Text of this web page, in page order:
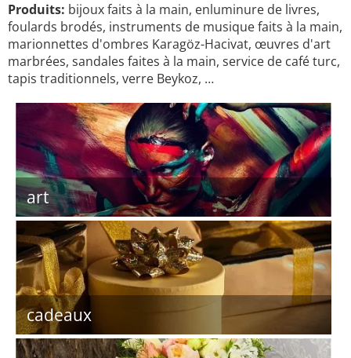
Produits: bijoux faits à la main, enluminure de livres,
foulards brodés, instruments de musique faits à la main,
marionnettes d'ombres Karagöz-Hacivat, œuvres d'art
marbrées, sandales faites à la main, service de café turc,
tapis traditionnels, verre Beykoz, …
art
cadeaux